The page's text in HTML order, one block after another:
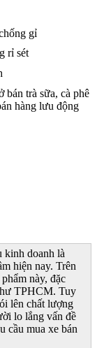
gỉ
rỉ sét
bán trà sữa, cà phê
hàng lưu động
kinh doanh là
hiện nay. Trên
này, đặc
TPHCM. Tuy
lên chất lượng
lo lắng vấn đề
cầu mua xe bán